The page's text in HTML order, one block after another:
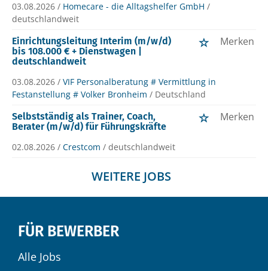
03.08.2026 / Homecare - die Alltagshelfer GmbH /
deutschlandweit
Einrichtungsleitung Interim (m/w/d)
bis 108.000 € + Dienstwagen |
deutschlandweit
Merken
03.08.2026 / VIF Personalberatung # Vermittlung in
Festanstellung # Volker Bronheim / Deutschland
Selbstständig als Trainer, Coach,
Berater (m/w/d) für Führungskräfte
Merken
02.08.2026 / Crestcom / deutschlandweit
WEITERE JOBS
FÜR BEWERBER
Alle Jobs